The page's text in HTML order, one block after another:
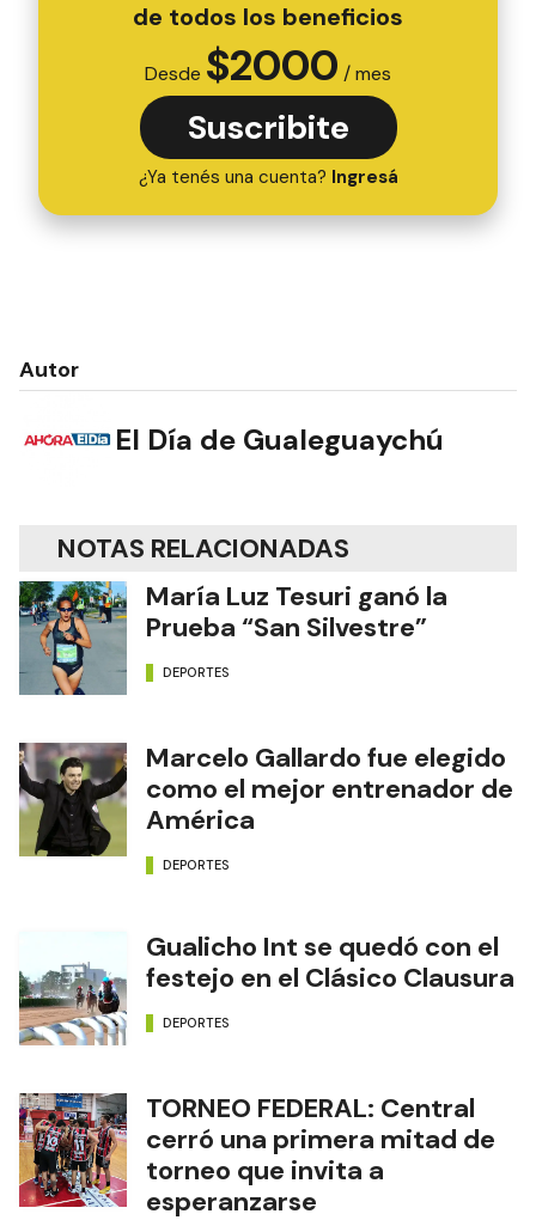
de todos los beneficios
Desde $2000 / mes
Suscribite
¿Ya tenés una cuenta? Ingresá
Autor
El Día de Gualeguaychú
NOTAS RELACIONADAS
María Luz Tesuri ganó la
Prueba “San Silvestre”
DEPORTES
Marcelo Gallardo fue elegido
como el mejor entrenador de
América
DEPORTES
Gualicho Int se quedó con el
festejo en el Clásico Clausura
DEPORTES
TORNEO FEDERAL: Central
cerró una primera mitad de
torneo que invita a
esperanzarse